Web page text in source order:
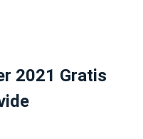
2021 Gratis